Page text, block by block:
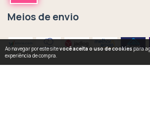
Ao navegar por este sitevocê aceita o uso de cookies para
experiência de compra.
Meios de envio